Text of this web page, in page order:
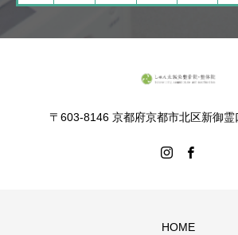
〒603-8146 京都府京都市北区新御霊
HOME